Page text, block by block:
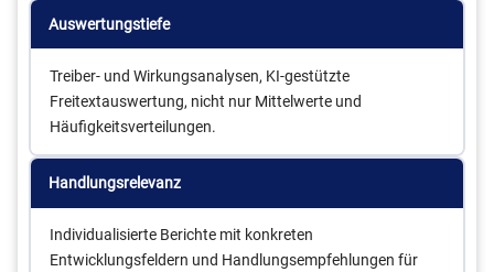
Auswertungstiefe
Treiber- und Wirkungsanalysen, KI-gestützte
Freitextauswertung, nicht nur Mittelwerte und
Häufigkeitsverteilungen.
Handlungsrelevanz
Individualisierte Berichte mit konkreten
Entwicklungsfeldern und Handlungsempfehlungen für